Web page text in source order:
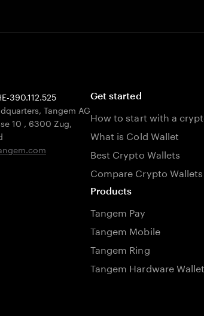
390.112.525
Tangem AG
10 , 6300 Zug,
Get started
How to start with a
What is Cold Wallet
Best Crypto Wallets
Compare Crypto Wallets
Products
Tangem Pay
Tangem Mobile
Tangem Ring
Tangem Hardware Wallet